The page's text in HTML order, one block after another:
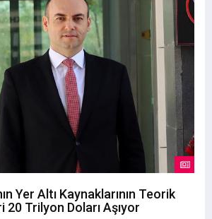
Yer Altı Kaynaklarının Teorik
20 Trilyon Doları Aşıyor